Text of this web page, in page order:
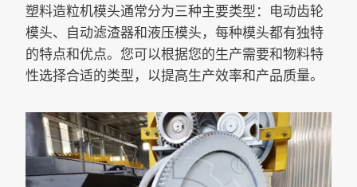
塑料造粒机模头通常分为三种主要类型：电动齿轮
模头、自动滤渣器和液压模头，每种模头都有独特
的特点和优点。您可以根据您的生产需要和物料特
性选择合适的类型，以提高生产效率和产品质量。